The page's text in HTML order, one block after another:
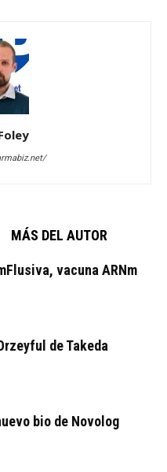
MÁS DEL AUTOR
vacuna ARNm
de Takeda
bio de Novolog